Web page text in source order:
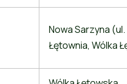
Nowa Sarzyna
Łętownia, Wólka